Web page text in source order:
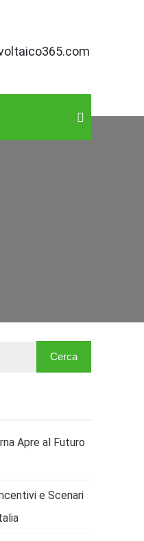
Apre al Futuro
e Scenari